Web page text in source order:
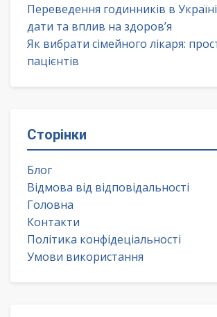
Переведення годинників в
дати та вплив на здоров’я
Як вибрати сімейного лікаря:
пацієнтів
Сторінки
Блог
Відмова від відповідальності
Головна
Контакти
Політика конфідеціальності
Умови використання